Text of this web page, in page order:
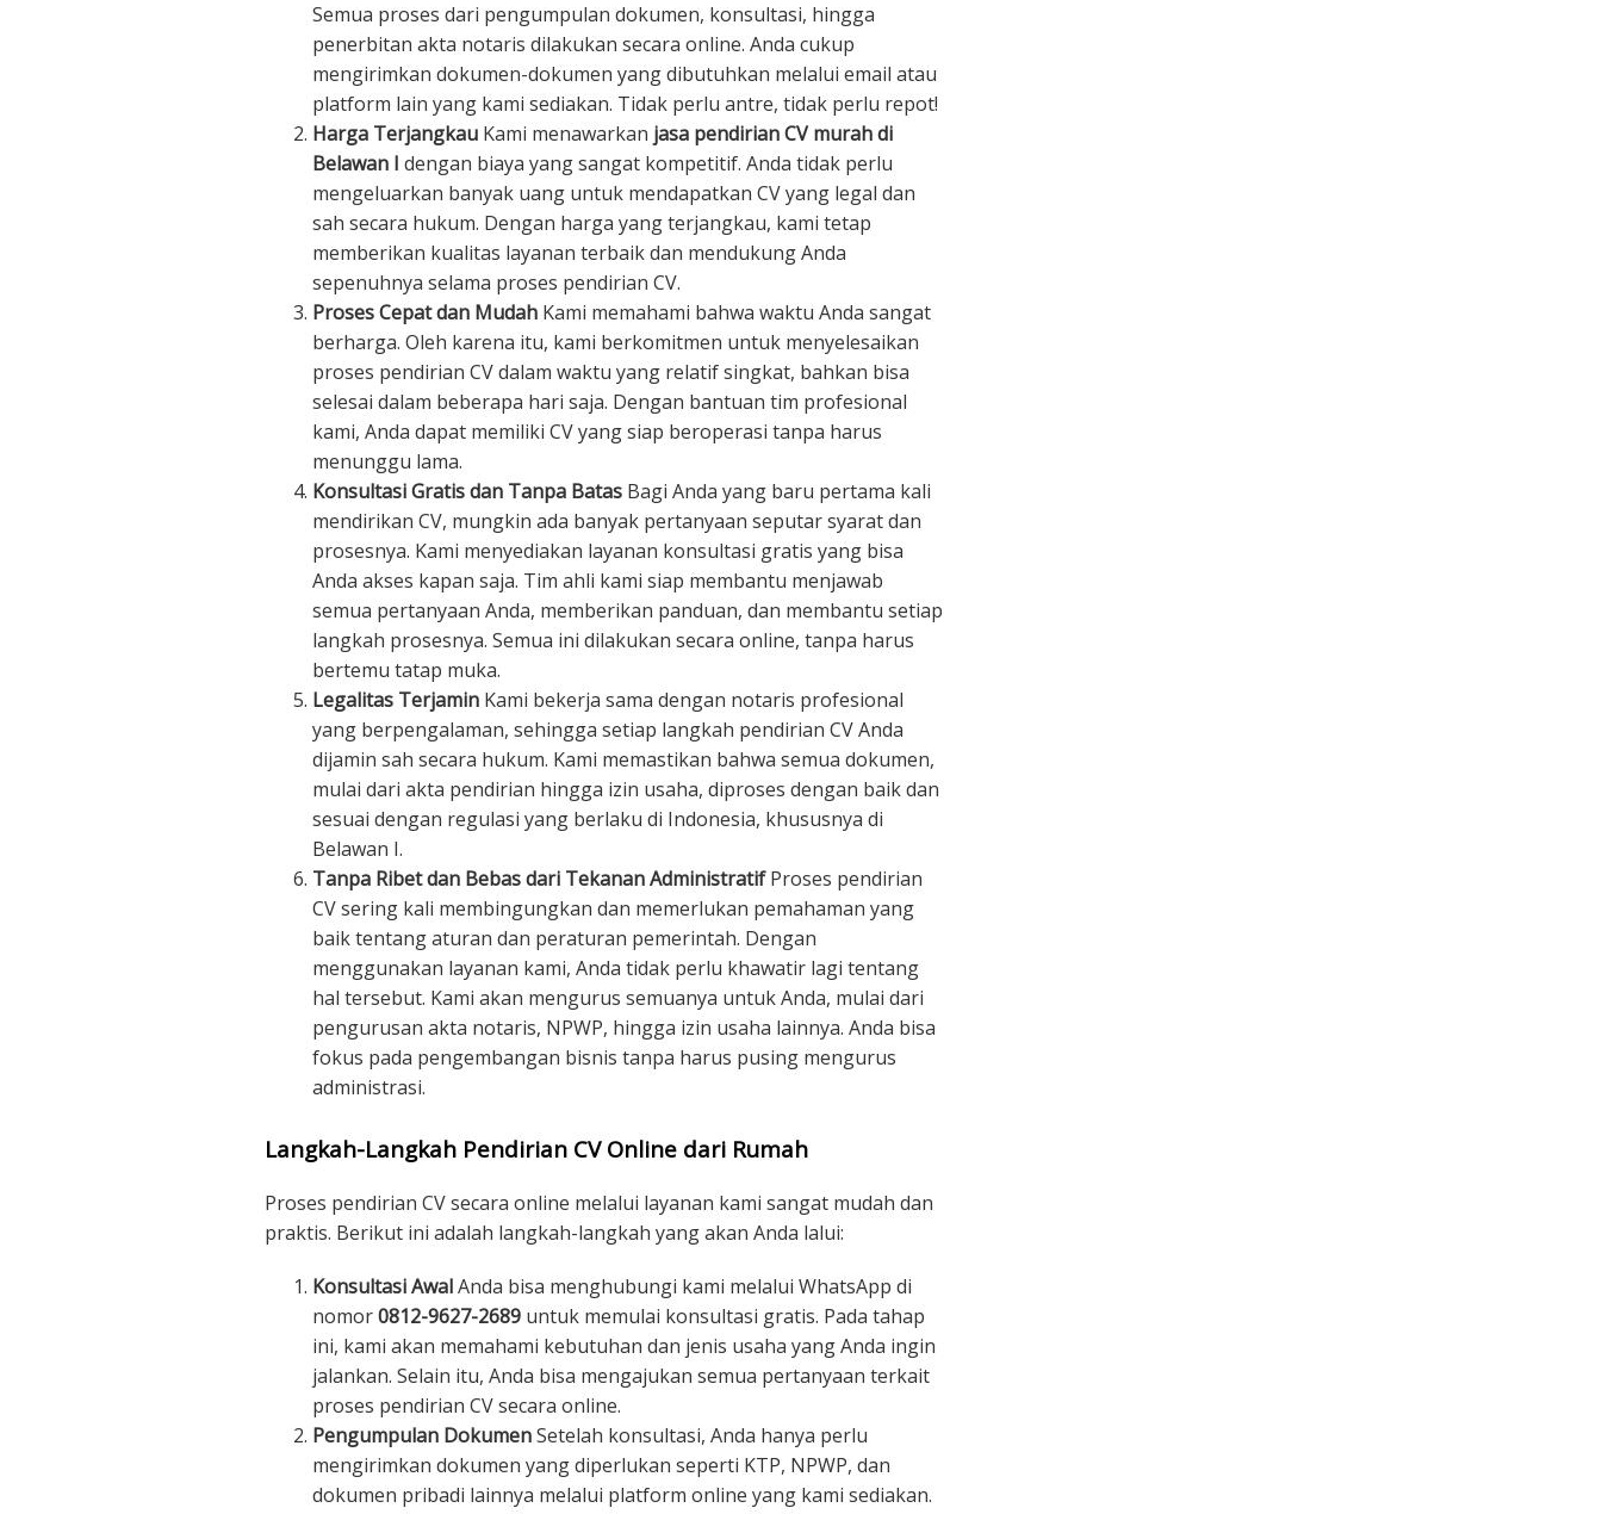
Semua proses dari pengumpulan dokumen, konsultasi, hingga
penerbitan akta notaris dilakukan secara online. Anda cukup
mengirimkan dokumen-dokumen yang dibutuhkan melalui email atau
platform lain yang kami sediakan. Tidak perlu antre, tidak perlu repot!
Harga Terjangkau Kami menawarkan jasa pendirian CV murah di
Belawan I dengan biaya yang sangat kompetitif. Anda tidak perlu
mengeluarkan banyak uang untuk mendapatkan CV yang legal dan
sah secara hukum. Dengan harga yang terjangkau, kami tetap
memberikan kualitas layanan terbaik dan mendukung Anda
sepenuhnya selama proses pendirian CV.
Proses Cepat dan Mudah Kami memahami bahwa waktu Anda sangat
berharga. Oleh karena itu, kami berkomitmen untuk menyelesaikan
proses pendirian CV dalam waktu yang relatif singkat, bahkan bisa
selesai dalam beberapa hari saja. Dengan bantuan tim profesional
kami, Anda dapat memiliki CV yang siap beroperasi tanpa harus
menunggu lama.
Konsultasi Gratis dan Tanpa Batas Bagi Anda yang baru pertama kali
mendirikan CV, mungkin ada banyak pertanyaan seputar syarat dan
prosesnya. Kami menyediakan layanan konsultasi gratis yang bisa
Anda akses kapan saja. Tim ahli kami siap membantu menjawab
semua pertanyaan Anda, memberikan panduan, dan membantu setiap
langkah prosesnya. Semua ini dilakukan secara online, tanpa harus
bertemu tatap muka.
Legalitas Terjamin Kami bekerja sama dengan notaris profesional
yang berpengalaman, sehingga setiap langkah pendirian CV Anda
dijamin sah secara hukum. Kami memastikan bahwa semua dokumen,
mulai dari akta pendirian hingga izin usaha, diproses dengan baik dan
sesuai dengan regulasi yang berlaku di Indonesia, khususnya di
Belawan I.
Tanpa Ribet dan Bebas dari Tekanan AdministratifProses pendirian
CV sering kali membingungkan dan memerlukan pemahaman yang
baik tentang aturan dan peraturan pemerintah. Dengan
menggunakan layanan kami, Anda tidak perlu khawatir lagi tentang
hal tersebut. Kami akan mengurus semuanya untuk Anda, mulai dari
pengurusan akta notaris, NPWP, hingga izin usaha lainnya. Anda bisa
fokus pada pengembangan bisnis tanpa harus pusing mengurus
administrasi.
Langkah-Langkah Pendirian CV Online dari Rumah
Proses pendirian CV secara online melalui layanan kami sangat mudah dan
praktis. Berikut ini adalah langkah-langkah yang akan Anda lalui:
Konsultasi AwalAnda bisa menghubungi kami melalui WhatsApp di
nomor0812-9627-2689 untuk memulai konsultasi gratis. Pada tahap
ini, kami akan memahami kebutuhan dan jenis usaha yang Anda ingin
jalankan. Selain itu, Anda bisa mengajukan semua pertanyaan terkait
proses pendirian CV secara online.
Pengumpulan DokumenSetelah konsultasi, Anda hanya perlu
mengirimkan dokumen yang diperlukan seperti KTP, NPWP, dan
dokumen pribadi lainnya melalui platform online yang kami sediakan.